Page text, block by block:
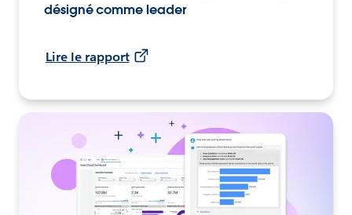
désigné comme leader
Lire le rapport